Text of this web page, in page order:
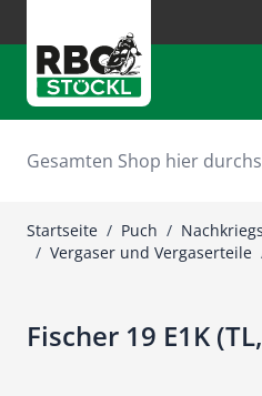
Suche
Startseite / Puch /
/ Vergaser und Vergaserteile
Fischer 19 E1K